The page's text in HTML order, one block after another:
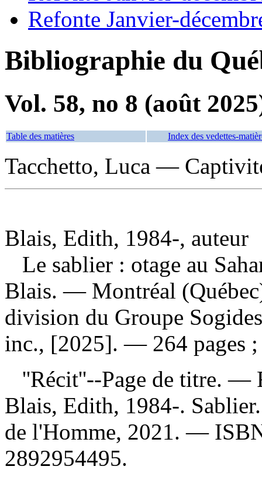
Refonte Janvier-
Bibliographie du
Vol. 58, no 8 (août
Table des matières Index des vedettes-
Tacchetto, Luca —
Blais, Edith, 1984-, auteur
Le sablier : otage au
Blais. — Montréal
division du Groupe
inc., [2025]. — 264 pages ;
''Récit''--Page de titre. —
Blais, Edith, 1984-.
de l'Homme, 2021. —
2892954495.